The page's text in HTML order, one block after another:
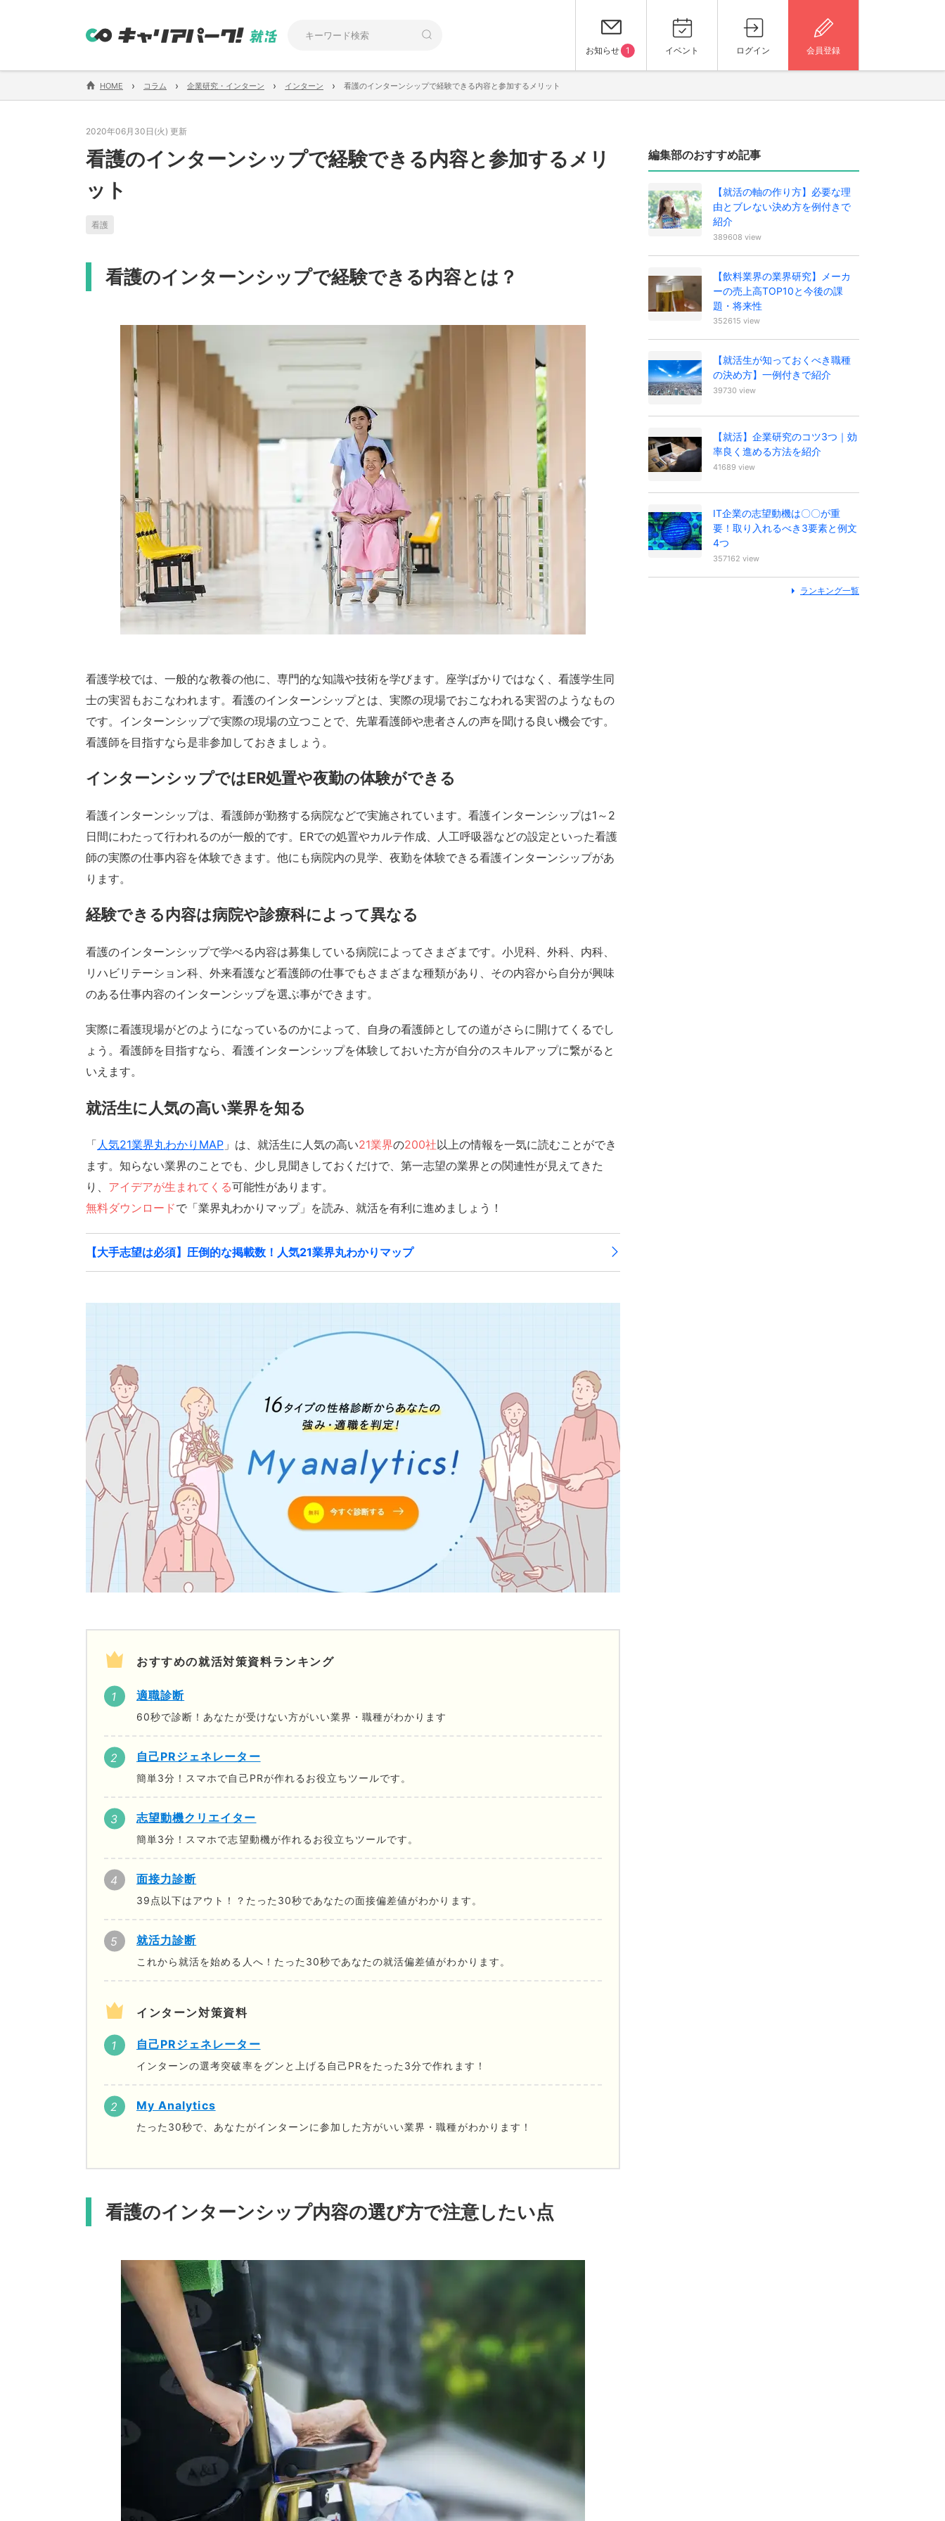
お知らせ 1 イベント ログイン 会員登録
HOME › コラム › 企業研究・インターン › インターン › 看護のインターンシップで経験できる内容と参加するメリット
2020年06月30日(火) 更新
看護のインターンシップで経験できる内容と参加するメリ
ット
看護
看護のインターンシップで経験できる内容とは？
看護学校では、一般的な教養の他に、専門的な知識や技術を学びます。座学ばかりではなく、看護学生同
士の実習もおこなわれます。看護のインターンシップとは、実際の現場でおこなわれる実習のようなもの
です。インターンシップで実際の現場の立つことで、先輩看護師や患者さんの声を聞ける良い機会です。
看護師を目指すなら是非参加しておきましょう。
インターンシップではER処置や夜勤の体験ができる
看護インターンシップは、看護師が勤務する病院などで実施されています。看護インターンシップは1～2
日間にわたって行われるのが一般的です。ERでの処置やカルテ作成、人工呼吸器などの設定といった看護
師の実際の仕事内容を体験できます。他にも病院内の見学、夜勤を体験できる看護インターンシップがあ
ります。
経験できる内容は病院や診療科によって異なる
看護のインターンシップで学べる内容は募集している病院によってさまざまです。小児科、外科、内科、
リハビリテーション科、外来看護など看護師の仕事でもさまざまな種類があり、その内容から自分が興味
のある仕事内容のインターンシップを選ぶ事ができます。
実際に看護現場がどのようになっているのかによって、自身の看護師としての道がさらに開けてくるでし
ょう。看護師を目指すなら、看護インターンシップを体験しておいた方が自分のスキルアップに繋がると
いえます。
就活生に人気の高い業界を知る
「人気21業界丸わかりMAP 」は、就活生に人気の高い21業界の200社以上の情報を一気に読むことができ
ます。知らない業界のことでも、少し見聞きしておくだけで、第一志望の業界との関連性が見えてきた
り、 アイデアが生まれてくる可能性があります。
無料ダウンロードで「業界丸わかりマップ」を読み、就活を有利に進めましょう！
【大手志望は必須】圧倒的な掲載数！人気21業界丸わかりマップ
おすすめの就活対策資料ランキング
適職診断
60秒で診断！あなたが受けない方がいい業界・職種がわかります
自己PRジェネレーター
簡単3分！スマホで自己PRが作れるお役立ちツールです。
志望動機クリエイター
簡単3分！スマホで志望動機が作れるお役立ちツールです。
面接力診断
39点以下はアウト！？たった30秒であなたの面接偏差値がわかります。
就活力診断
これから就活を始める人へ！たった30秒であなたの就活偏差値がわかります。
インターン対策資料
自己PRジェネレーター
インターンの選考突破率をグンと上げる自己PRをたった3分で作れます！
My Analytics
たった30秒で、あなたがインターンに参加した方がいい業界・職種がわかります！
看護のインターンシップ内容の選び方で注意したい点
編集部のおすすめ記事
【就活の軸の作り方】必要な理
由とブレない決め方を例付きで
紹介
389608 view
【飲料業界の業界研究】メーカ
ーの売上高TOP10と今後の課
題・将来性
352615 view
【就活生が知っておくべき職種
の決め方】一例付きで紹介
39730 view
【就活】企業研究のコツ3つ｜効
率良く進める方法を紹介
41689 view
IT企業の志望動機は〇〇が重
要！取り入れるべき3要素と例文
4つ
357162 view
ランキング一覧